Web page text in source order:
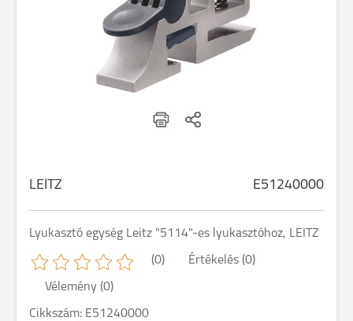
LEITZ E51240000
Lyukasztó egység Leitz "5114"-es lyukasztóhoz, LEITZ
(0) Értékelés (0)
Vélemény (0)
Cikkszám: E51240000